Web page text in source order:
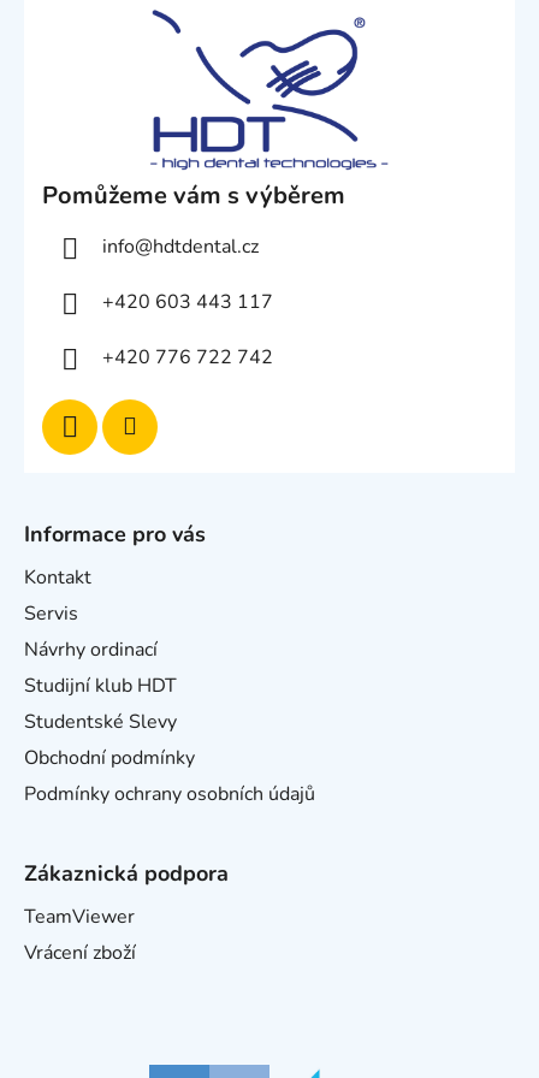
Pomůžeme vám s výběrem
info@hdtdental.cz
+420 603 443 117
+420 776 722 742
Informace pro vás
Kontakt
Servis
Návrhy ordinací
Studijní klub HDT
Studentské Slevy
Obchodní podmínky
Podmínky ochrany osobních údajů
Zákaznická podpora
TeamViewer
Vrácení zboží